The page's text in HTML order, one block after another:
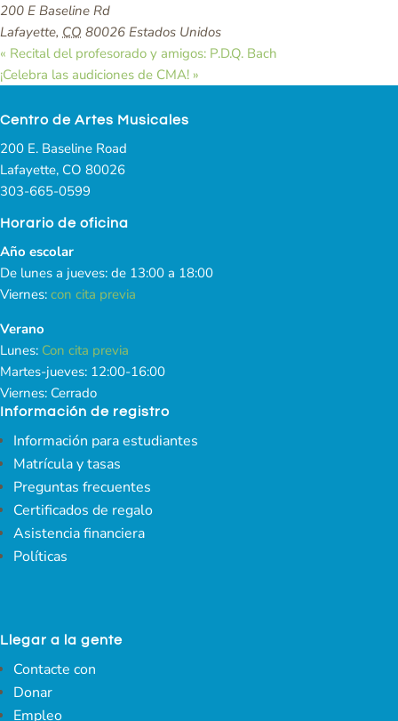
200 E Baseline Rd
Lafayette, CO 80026 Estados Unidos
« Recital del profesorado y amigos: P.D.Q. Bach
¡Celebra las audiciones de CMA! »
Centro de Artes Musicales
200 E. Baseline Road
Lafayette, CO 80026
303-665-0599
Horario de oficina
Año escolar
De lunes a jueves: de 13:00 a 18:00
Viernes: con cita previa
Verano
Lunes: Con cita previa
Martes-jueves: 12:00-16:00
Viernes: Cerrado
Información de registro
Información para estudiantes
Matrícula y tasas
Preguntas frecuentes
Certificados de regalo
Asistencia financiera
Políticas
Llegar a la gente
Contacte con
Donar
Empleo